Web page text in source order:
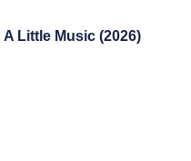
A Little Music (2026)